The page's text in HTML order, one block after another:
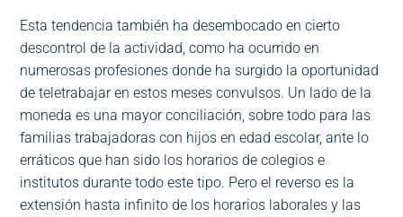
Esta tendencia también ha desembocado en cierto
descontrol de la actividad, como ha ocurrido en
numerosas profesiones donde ha surgido la oportunidad
de teletrabajar en estos meses convulsos. Un lado de la
moneda es una mayor conciliación, sobre todo para las
familias trabajadoras con hijos en edad escolar, ante lo
erráticos que han sido los horarios de colegios e
institutos durante todo este tipo. Pero el reverso es la
extensión hasta infinito de los horarios laborales y las